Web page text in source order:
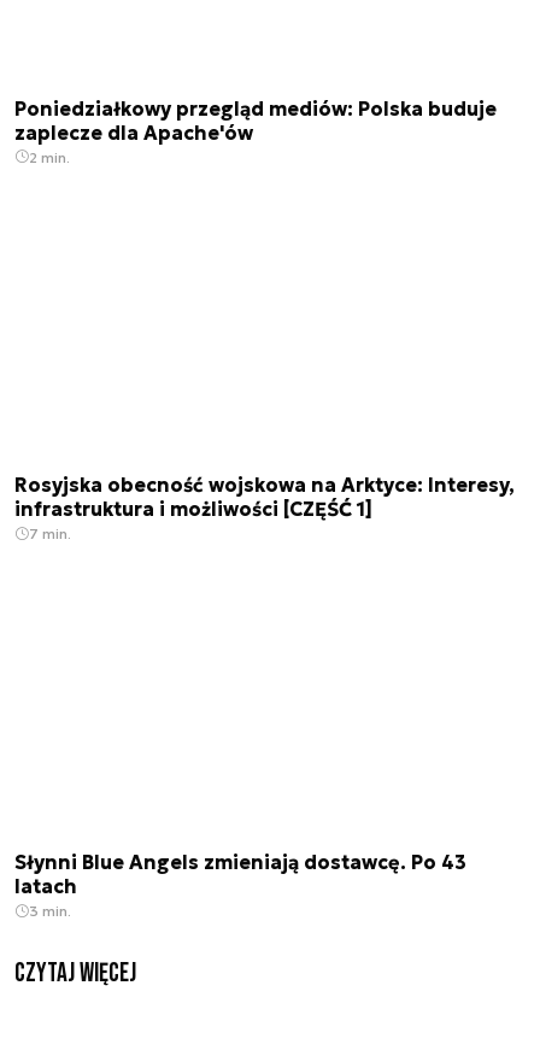
Poniedziałkowy przegląd mediów: Polska buduje
zaplecze dla Apache'ów
2 min.
Rosyjska obecność wojskowa na Arktyce: Interesy,
infrastruktura i możliwości [CZĘŚĆ 1]
7 min.
Słynni Blue Angels zmieniają dostawcę. Po 43
latach
3 min.
czytaj więcej